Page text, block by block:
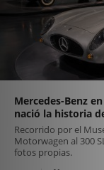
Mercedes-Benz
nació la historia
Recorrido por el
Motorwagen al 300
fotos propias.